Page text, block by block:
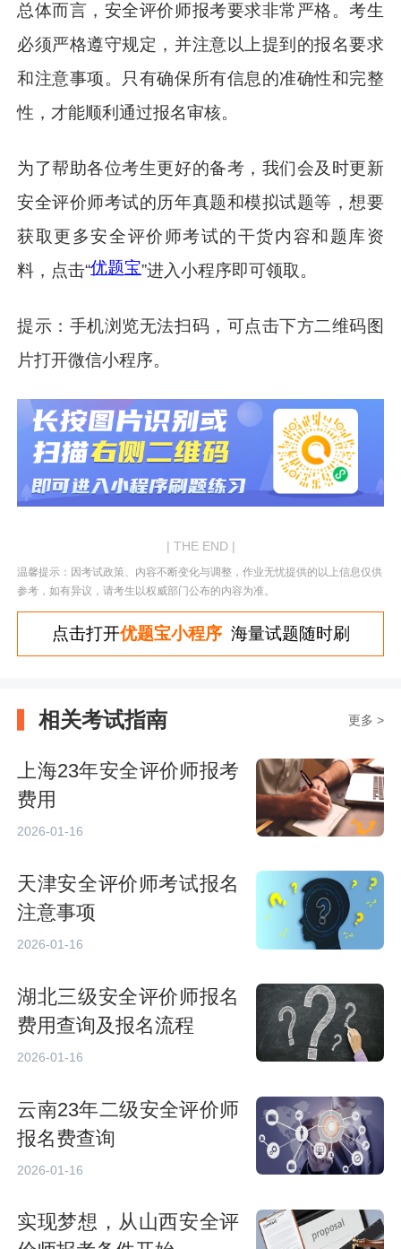
总体而言，安全评价师报考要求非常严格。考生
必须严格遵守规定，并注意以上提到的报名要求
和注意事项。只有确保所有信息的准确性和完整
性，才能顺利通过报名审核。
为了帮助各位考生更好的备考，我们会及时更新
安全评价师考试的历年真题和模拟试题等，想要
获取更多安全评价师考试的干货内容和题库资
料，点击“优题宝”进入小程序即可领取。
提示：手机浏览无法扫码，可点击下方二维码图
片打开微信小程序。
| THE END |
温馨提示：因考试政策、内容不断变化与调整，作业无忧提供的以上信息仅供
参考，如有异议，请考生以权威部门公布的内容为准。
点击打开优题宝小程序海量试题随时刷
相关考试指南 更多 >
上海23年安全评价师报考
费用
2026-01-16
天津安全评价师考试报名
注意事项
2026-01-16
湖北三级安全评价师报名
费用查询及报名流程
2026-01-16
云南23年二级安全评价师
报名费查询
2026-01-16
实现梦想，从山西安全评